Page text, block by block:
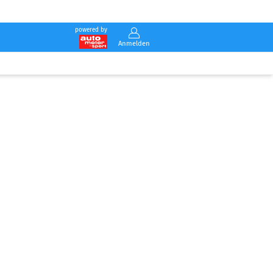
powered by
Anmelden